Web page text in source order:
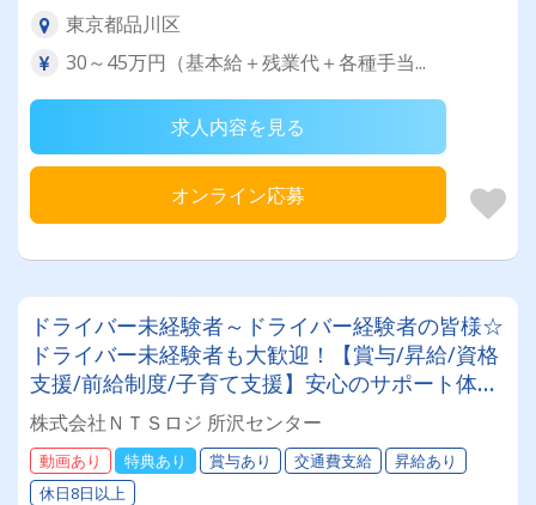
東京都品川区
30～45万円（基本給＋残業代＋各種手当...
求人内容を見る
オンライン応募
ドライバー未経験者～ドライバー経験者の皆様☆
ドライバー未経験者も大歓迎！【賞与/昇給/資格
支援/前給制度/子育て支援】安心のサポート体制
整ってます◎[2024年問題対策済み]
株式会社ＮＴＳロジ 所沢センター
動画あり 特典あり 賞与あり 交通費支給
昇給あり
休日8日以上